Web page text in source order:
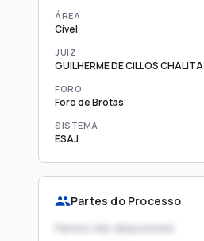
ÁREA
Cível
JUIZ
GUILHERME DE CILLOS CHALITA
FORO
Foro de Brotas
SISTEMA
ESAJ
Partes do Processo
Partes não disponíveis